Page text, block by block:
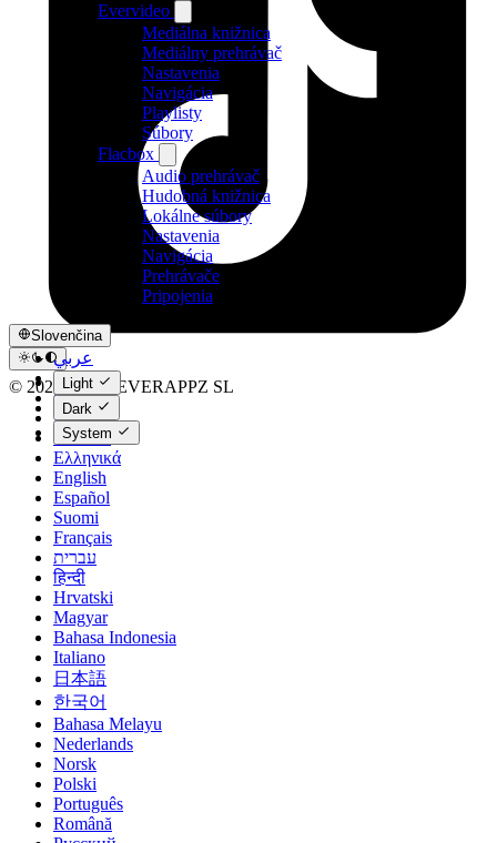
Evervideo
Mediálna knižnica
Mediálny prehrávač
Nastavenia
Navigácia
Playlisty
Súbory
Flacbox
Audio prehrávač
Hudobná knižnica
Lokálne súbory
Nastavenia
Navigácia
Prehrávače
Pripojenia
Slovenčina
عربي
Català
Čeština
Dansk
Deutsch
Ελληνικά
English
Español
Suomi
Français
עברית
हिन्दी
Hrvatski
Magyar
Bahasa Indonesia
Italiano
日本語
한국어
Bahasa Melayu
Nederlands
Norsk
Polski
Português
Română
Light
Dark
System
© 2023 - 2026 EVERAPPZ SL